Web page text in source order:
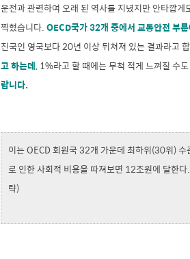
운전과 관련하여 오래 된 역사를 지녔지만 안타깝
찍혔습니다.OECD국가 32개 중에서 교통안전 부
진국인 영국보다 20년 이상 뒤쳐져 있는 결과라고
고 하는데,1%라고 할 때에는 무척 적게 느껴질 수
랍니다.
이는 OECD 회원국 32개 가운데 최하위(30위)
로 인한 사회적 비용을 따져보면 12조원에 달한
략)